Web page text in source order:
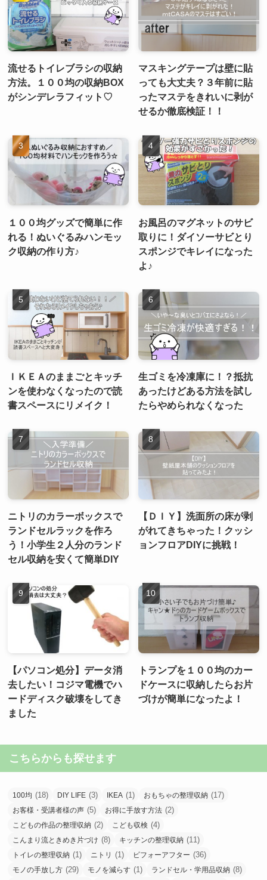
流せるトイレブラシの収納
方法。１００均の収納BOX
がシンデレラフィット♡
マスキングテープは壁に貼
っても大丈夫？３年前に貼
ったマステをきれいに剥が
せるか徹底検証！！
１００均グッズで簡単に作
れる！ぬいぐるみハンモッ
ク収納の作り方♪
お風呂のマグネットのサビ
取りに！ダイソーサビとり
スポンジでキレイになった
よ♪
ＩＫＥＡのままごとキッチ
ンを使わなくなったので読
書スペースにリメイク！
生ゴミを冷凍庫に！？抵抗
あったけどある方法を試し
たらやめられなくなった
ニトリのカラーボックスで
ランドセルラックを作ろ
う！小学生２人分のランド
セル収納を安くて簡単DIY
【ＤＩＹ】洗面所の床が剥
がれてきちゃった！クッシ
ョンフロアDIYに挑戦！
【パソコン処分】データ消
去したい！コジマ電機でハ
ードディスク破壊をしてき
ました
トランプを１００均のカー
ドケースに収納したらお片
づけが簡単になったよ！
こちらからも探せます
100均 (18) DIY LIFE (3) IKEA (1) おもちゃの整理収納 (17)
お客様・受講者様の声 (5) お得に手放す方法 (2)
こどもの作品の整理収納 (2) こども収検 (4)
こんまり流ときめき片づけ (8) キッチンの整理収納 (11)
トイレの整理収納 (1) ニトリ (1) ビフォーアフター (36)
モノの手放し方 (29) モノを減らす (1) ランドセル・学用品収納 (8)